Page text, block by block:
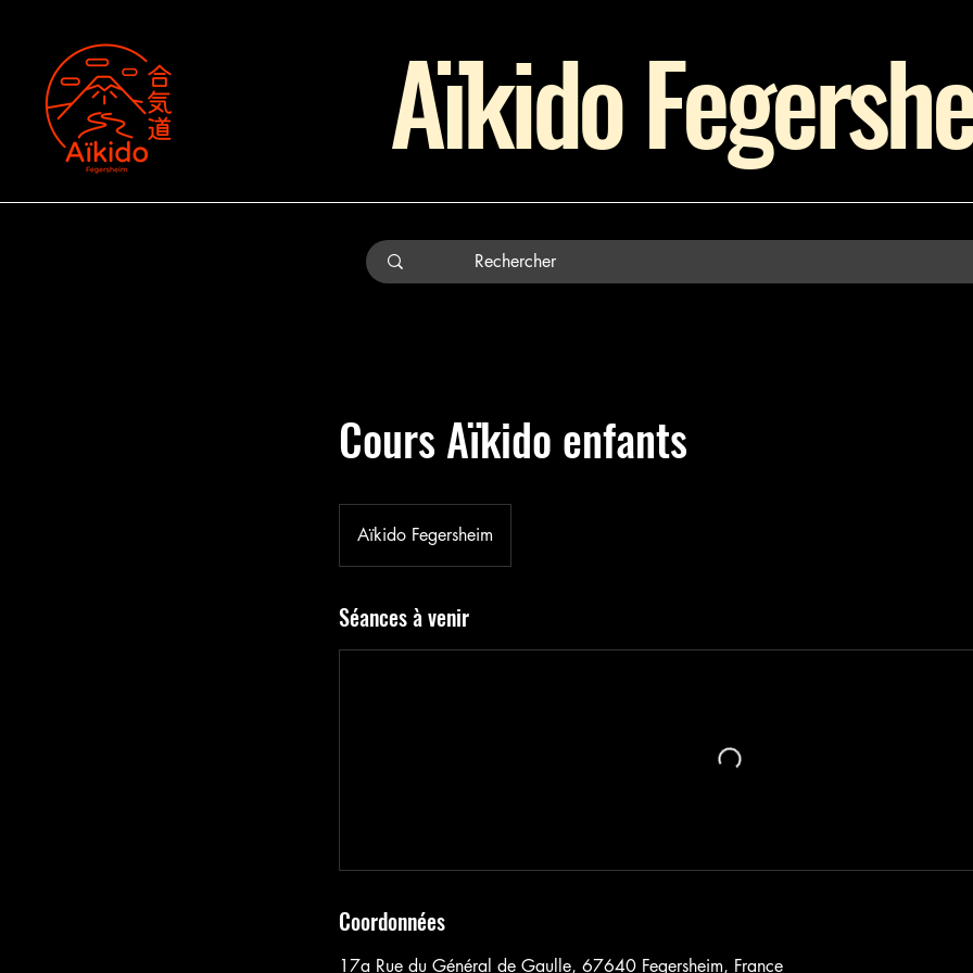
Aïkido
Cours Aïkido enfants
Aïkido Fegersheim
Séances à venir
Coordonnées
17a Rue du Général de Gaulle, 67640 Fegersheim, France